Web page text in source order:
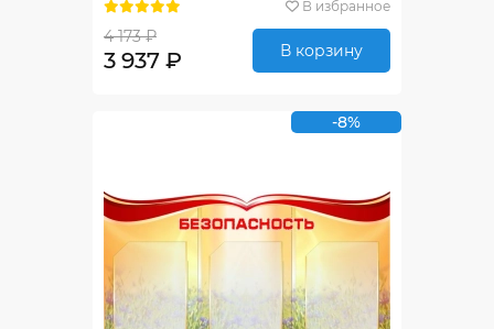
В избранное
4 173 ₽
3 937 ₽ В корзину
-8%